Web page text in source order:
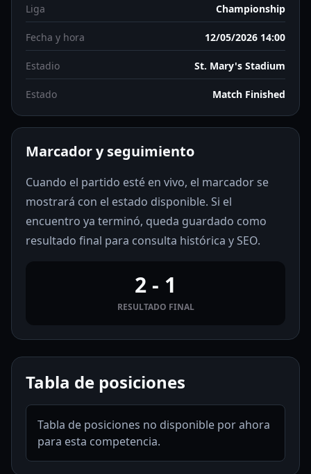
Liga Championship
Fecha y hora 12/05/2026 14:00
Estadio St. Mary's Stadium
Estado Match Finished
Marcador y seguimiento
Cuando el partido esté en vivo, el marcador se
mostrará con el estado disponible. Si el
encuentro ya terminó, queda guardado como
resultado final para consulta histórica y SEO.
2 - 1
RESULTADO FINAL
Tabla de posiciones
Tabla de posiciones no disponible por ahora
para esta competencia.